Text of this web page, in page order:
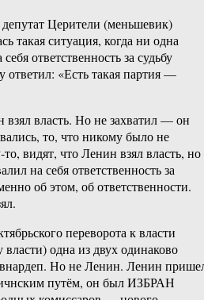
Церители (меньшевик)
такая ситуация, когда ни одна
ответственность за судьбу
«Есть такая партия —
власть. Но не захватил — он
то, что никому было не
видят, что Ленин взял власть, но
на себя ответственность за
об этом, об ответственности.
переворота к власти
одна из двух одинаково
Но не Ленин. Ленин
путём, он был ИЗБРАН